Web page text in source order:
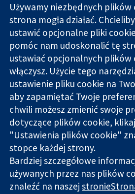
Wiarygodne dane
naukowe.
Świadome
decyzje.
Lepsze zdrowie.
11-13 Cavendish
Square
Londyn
W1G 0AN
Wielka Brytania
Cochrane Collaboration to organizacja
1045921) i spółka z ograniczoną
03044323) zarejestrowana w Anglii i
VAT GB 718
Używamy niezbędnych plików
strona mogła działać.
ustawić opcjonalne pliki
pomóc nam udoskonalić tę
ustawiać opcjonalnych plików
włączysz. Użycie tego
ustawienie pliku cookie na
aby zapamiętać Twoje
chwili możesz zmienić swoje
dotyczące plików cookie,
"Ustawienia plików cookie"
stopce każdej strony.
Bardziej szczegółowe
używanych przez nas plików
znaleźć na naszej